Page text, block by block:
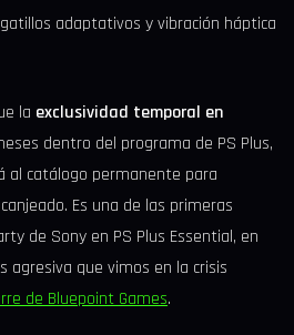
adaptativos y vibración háptica
la exclusividad temporal en
dentro del programa de PS Plus,
al catálogo permanente para
Es una de las primeras
de Sony en PS Plus Essential, en
agresiva que vimos en la crisis
de Bluepoint Games.